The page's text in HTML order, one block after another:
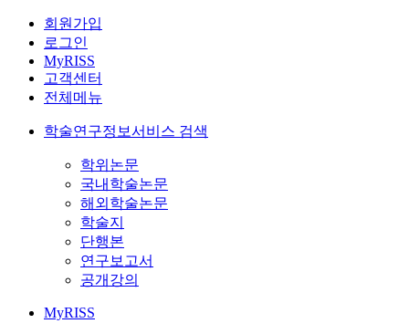
회원가입
로그인
MyRISS
고객센터
전체메뉴
학술연구정보서비스 검색
학위논문
국내학술논문
해외학술논문
학술지
단행본
연구보고서
공개강의
MyRISS